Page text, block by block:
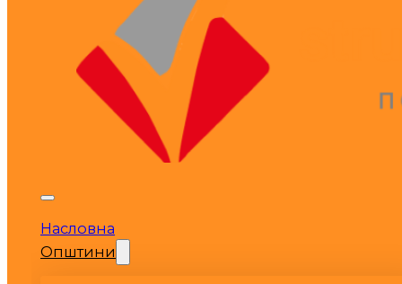
Насловна
Општини